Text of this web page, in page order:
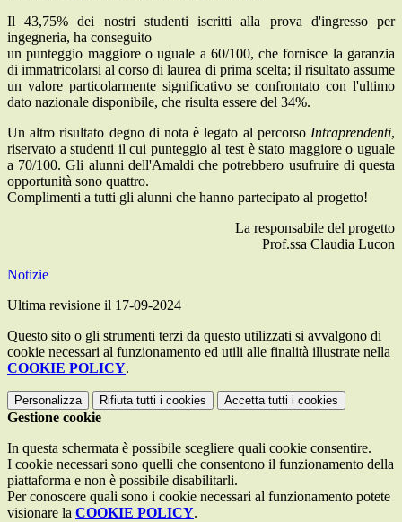
Il 43,75% dei nostri studenti iscritti alla prova d'ingresso per
ingegneria, ha conseguito
un punteggio maggiore o uguale a 60/100, che fornisce la garanzia
di immatricolarsi al corso di laurea di prima scelta; il risultato assume
un valore particolarmente significativo se confrontato con l'ultimo
dato nazionale disponibile, che risulta essere del 34%.
Un altro risultato degno di nota è legato al percorso Intraprendenti,
riservato a studenti il cui punteggio al test è stato maggiore o uguale
a 70/100. Gli alunni dell'Amaldi che potrebbero usufruire di questa
opportunità sono quattro.
Complimenti a tutti gli alunni che hanno partecipato al progetto!
La responsabile del progetto
Prof.ssa Claudia Lucon
Notizie
Ultima revisione il 17-09-2024
Questo sito o gli strumenti terzi da questo utilizzati si avvalgono di
cookie necessari al funzionamento ed utili alle finalità illustrate nella
COOKIE POLICY.
Personalizza Rifiuta tutti i cookies Accetta tutti i cookies
Gestione cookie
In questa schermata è possibile scegliere quali cookie consentire.
I cookie necessari sono quelli che consentono il funzionamento della
piattaforma e non è possibile disabilitarli.
Per conoscere quali sono i cookie necessari al funzionamento potete
visionare la COOKIE POLICY.